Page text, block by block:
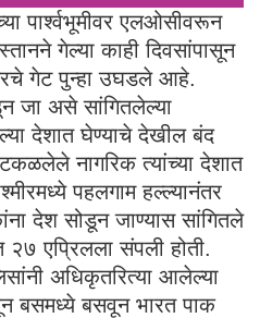
पार्श्वभूमीवर एलओसीवरून
गेल्या काही दिवसांपासून
गेट पुन्हा उघडले आहे.
जा असे सांगितलेल्या
देशात घेण्याचे देखील बंद
नागरिक त्यांच्या देशात
पहलगाम हल्ल्यानंतर
देश सोडून जाण्यास सांगितले
२७ एप्रिलला संपली होती.
अधिकृतरित्या आलेल्या
बसमध्ये बसवून भारत पाक